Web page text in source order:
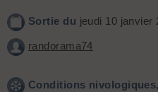
Sortie du jeudi 10 janvier
randorama74
Conditions